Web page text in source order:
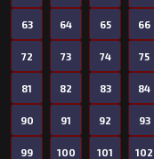
63 64 65 66
72 73 74 75
81 82 83 84
90 91 92 93
99 100 101 102